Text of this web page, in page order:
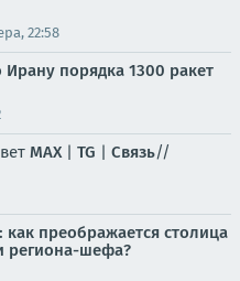
22:58
порядка 1300 ракет
MAX | TG | Связь//
преображается столица
региона-шефа?